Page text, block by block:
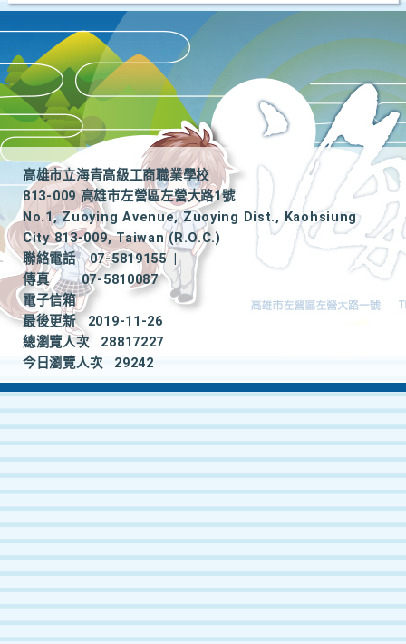
高雄市立海青高級工商職業學校
813-009 高雄市左營區左營大路1號
No.1, Zuoying Avenue, Zuoying Dist., Kaohsiung
City 813-009, Taiwan (R.O.C.)
聯絡電話
07-5819155
|
傳真
07-5810087
電子信箱
最後更新
2019-11-26
總瀏覽人次
28817227
今日瀏覽人次
29242